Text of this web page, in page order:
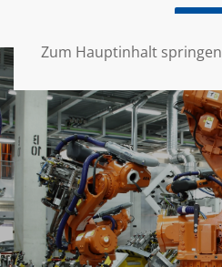
Zum Hauptinhalt springen